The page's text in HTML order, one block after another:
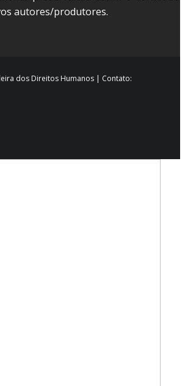
autores/produtores.
dos Direitos Humanos | Contato: